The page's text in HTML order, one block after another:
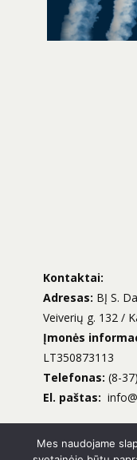
Kontaktai:
Adresas: BĮ S.
Veiverių g. 132 /
Įmonės
LT350873113
Telefonas: (8-
El. paštas:
Mes naudojame